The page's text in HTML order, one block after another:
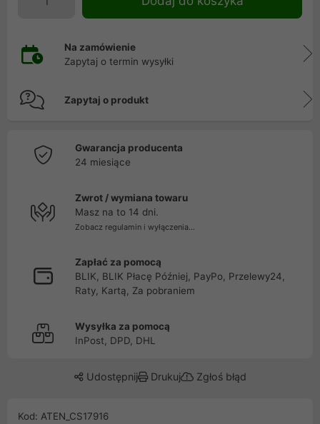
Na zamówienie
Zapytaj o termin wysyłki
Zapytaj o produkt
Gwarancja producenta
24 miesiące
Zwrot / wymiana towaru
Masz na to 14 dni.
Zobacz regulamin i wyłączenia...
Zapłać za pomocą
BLIK, BLIK Płacę Później, PayPo, Przelewy24,
Raty, Kartą, Za pobraniem
Wysyłka za pomocą
InPost, DPD, DHL
Udostępnij Drukuj Zgłoś błąd
Kod: ATEN_CS17916